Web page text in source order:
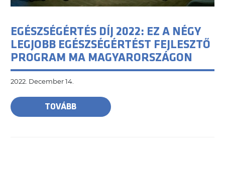
EGÉSZSÉGÉRTÉS DÍJ 2022: EZ A NÉGY
LEGJOBB EGÉSZSÉGÉRTÉST FEJLESZTŐ
PROGRAM MA MAGYARORSZÁGON
2022. December 14.
TOVÁBB